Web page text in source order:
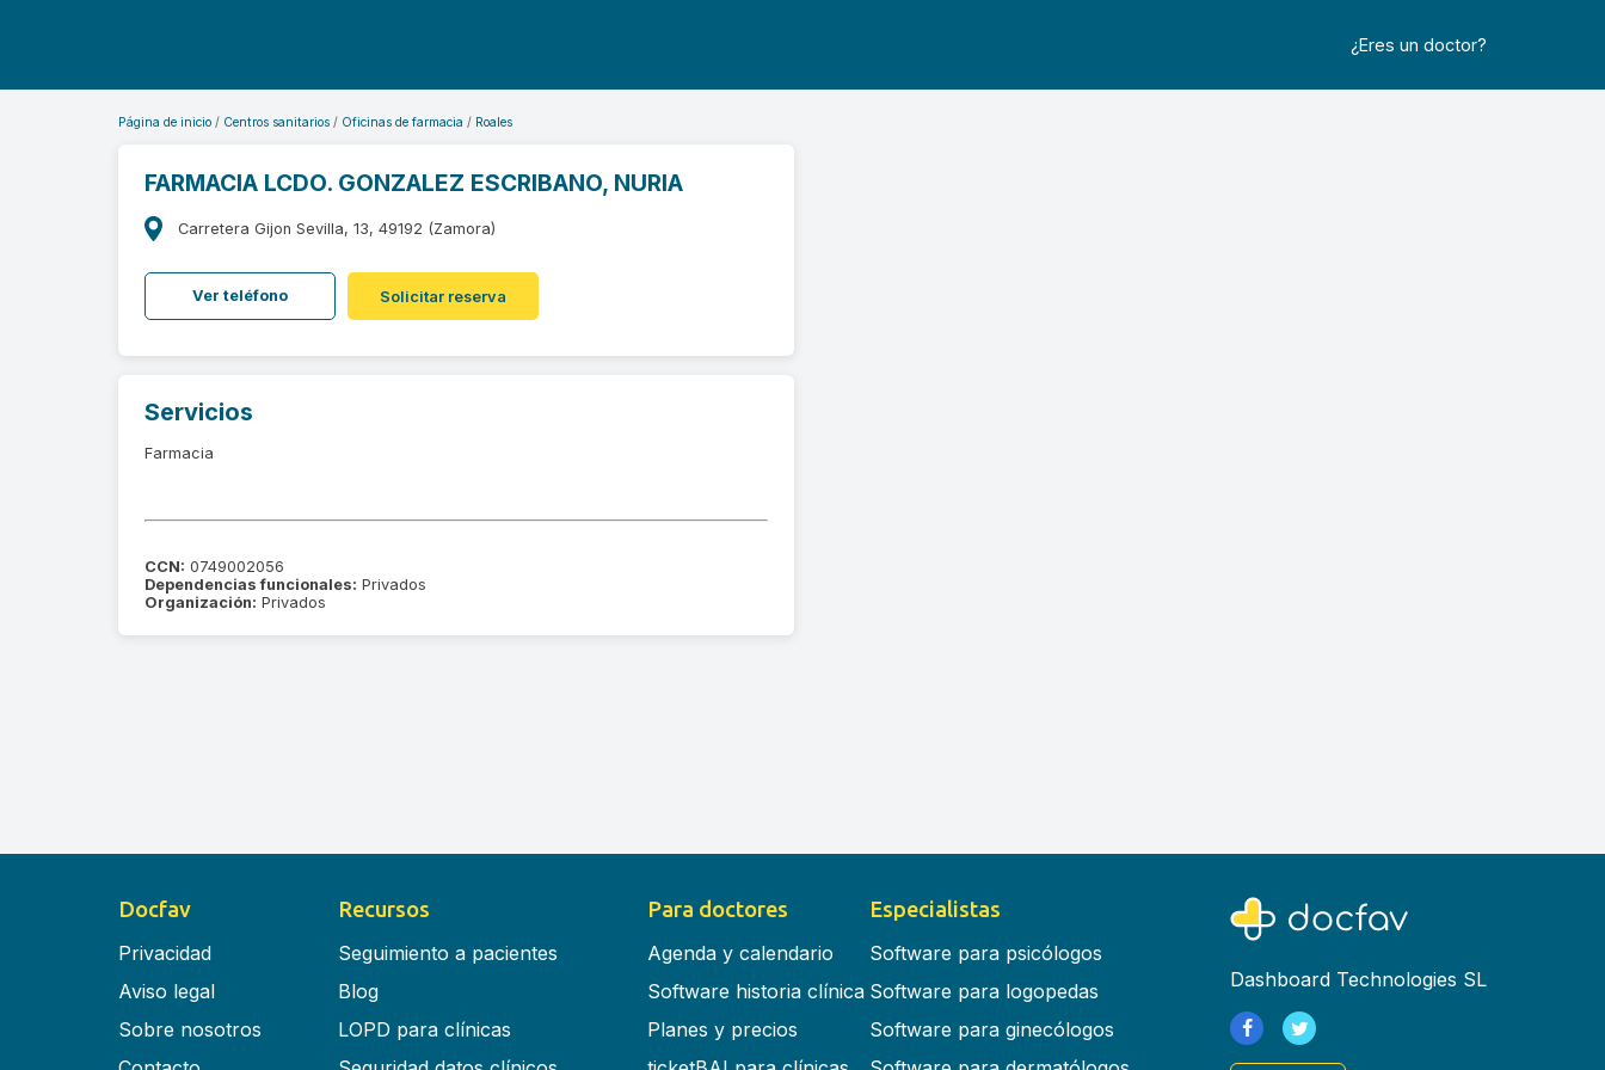
¿Eres un doctor?
Página de inicio Centros sanitarios Oficinas de farmacia Roales
FARMACIA LCDO. GONZALEZ ESCRIBANO, NURIA
Carretera Gijon Sevilla, 13, 49192 (Zamora)
Ver teléfono Solicitar reserva
Servicios
Farmacia
CCN: 0749002056
Dependencias funcionales: Privados
Organización: Privados
Docfav
Privacidad
Aviso legal
Sobre nosotros
Recursos
Seguimiento a pacientes
Blog
LOPD para clínicas
Para doctores
Agenda y calendario
Software historia clínica
Planes y precios
Especialistas
Software para psicólogos
Software para logopedas
Software para ginecólogos
Dashboard Technologies SL